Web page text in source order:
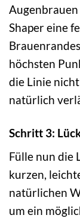
Shaper eine
höchsten
die Linie
natürlich
Schritt 3:
Fülle nun die
kurzen,
natürlichen
um ein